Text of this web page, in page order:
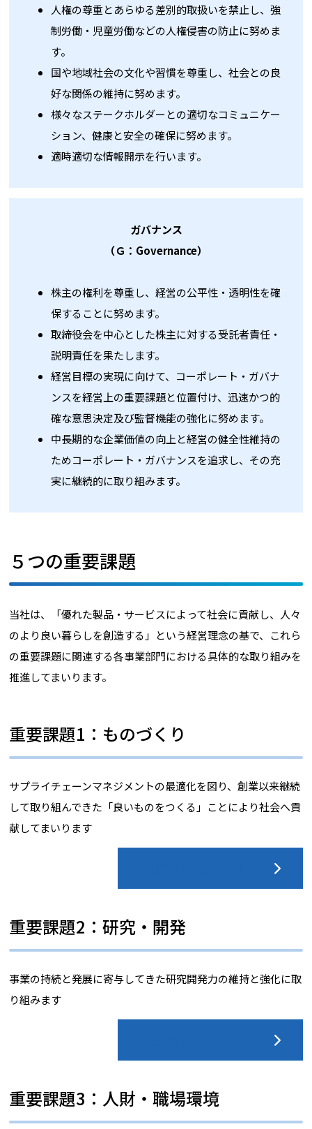
人権の尊重とあらゆる差別的取扱いを禁止し、強
制労働・児童労働などの人権侵害の防止に努めま
す。
国や地域社会の文化や習慣を尊重し、社会との良
好な関係の維持に努めます。
様々なステークホルダーとの適切なコミュニケー
ション、健康と安全の確保に努めます。
適時適切な情報開示を行います。
ガバナンス
（Ｇ：Governance）
株主の権利を尊重し、経営の公平性・透明性を確
保することに努めます。
取締役会を中心とした株主に対する受託者責任・
説明責任を果たします。
経営目標の実現に向けて、コーポレート・ガバナ
ンスを経営上の重要課題と位置付け、迅速かつ的
確な意思決定及び監督機能の強化に努めます。
中長期的な企業価値の向上と経営の健全性維持の
ためコーポレート・ガバナンスを追求し、その充
実に継続的に取り組みます。
５つの重要課題
当社は、「優れた製品・サービスによって社会に貢献し、人々
のより良い暮らしを創造する」という経営理念の基で、これら
の重要課題に関連する各事業部門における具体的な取り組みを
推進してまいります。
重要課題1：ものづくり
サプライチェーンマネジメントの最適化を図り、創業以来継続
して取り組んできた「良いものをつくる」ことにより社会へ貢
献してまいります
重要課題2：研究・開発
事業の持続と発展に寄与してきた研究開発力の維持と強化に取
り組みます
重要課題3：人財・職場環境